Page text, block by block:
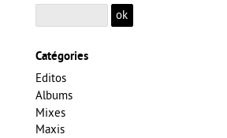
Catégories
Editos
Albums
Mixes
Maxis